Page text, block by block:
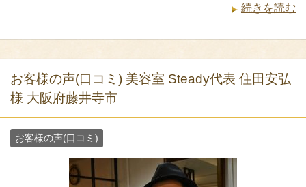
続きを読む
お客様の声(口コミ) 美容室 Steady代表 住田安弘
様 大阪府藤井寺市
お客様の声(口コミ)